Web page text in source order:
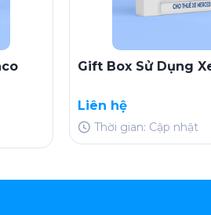
Gift Box Sử Dụng
Liên hệ
Thời gian: Cập nhật